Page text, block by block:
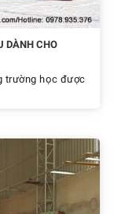
DÀNH CHO
trường học được